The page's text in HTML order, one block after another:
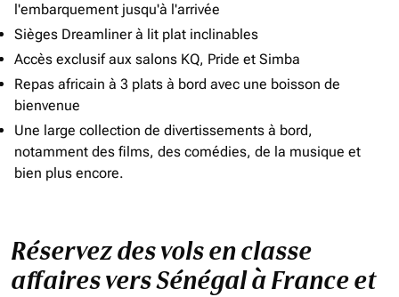
l'embarquement jusqu'à l'arrivée
Sièges Dreamliner à lit plat inclinables
Accès exclusif aux salons KQ, Pride et Simba
Repas africain à 3 plats à bord avec une boisson de
bienvenue
Une large collection de divertissements à bord,
notamment des films, des comédies, de la musique et
bien plus encore.
Réservez des vols en classe
affaires vers Sénégal à France et